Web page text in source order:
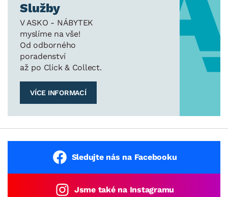
Služby
V ASKO - NÁBYTEK
myslíme na vše!
Od odborného
poradenství
až po Click & Collect.
VÍCE INFORMACÍ
Sledujte nás na Facebooku
Jsme také na Instagramu